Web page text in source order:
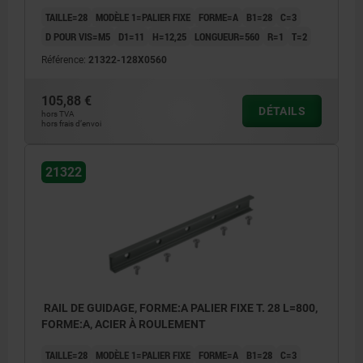
TAILLE=28 MODÈLE 1=PALIER FIXE FORME=A B1=28
C=3
D POUR VIS=M5
D1=11 H=12,25 LONGUEUR=560 R=1 T=2
Référence: 21322-128X0560
105,88 €
hors TVA
hors frais d’envoi
DÉTAILS
21322
RAIL DE GUIDAGE, FORME:A PALIER FIXE T. 28 L=800,
FORME:A, ACIER À ROULEMENT
TAILLE=28 MODÈLE 1=PALIER FIXE FORME=A B1=28 C=3